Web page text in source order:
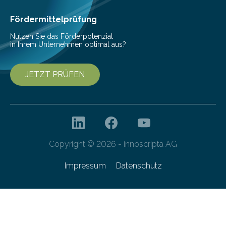
Invasionen treten auf, wenn nicht…
Fördermittelprüfung
Nutzen Sie das Förderpotenzial
in Ihrem Unternehmen optimal aus?
JETZT PRÜFEN
Copyright © 2026 - innoscripta AG
Impressum Datenschutz